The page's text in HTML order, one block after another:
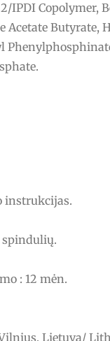
IPDI Copolymer,
Acetate Butyrate,
instrukcijas.
spindulių.
: 12 mėn.
Lietuva/